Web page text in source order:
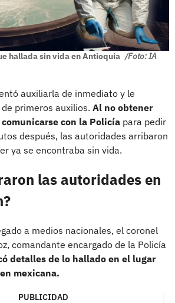
hallada sin vida en Antioquia /Foto: IA
auxiliarla de inmediato y le
primeros auxilios. Al no obtener
con la Policía para pedir
después, las autoridades arribaron
ya se encontraba sin vida.
las autoridades en
a medios nacionales, el coronel
comandante encargado de la Policía
detalles de lo hallado en el lugar
mexicana.
PUBLICIDAD